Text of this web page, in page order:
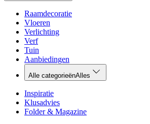
Raamdecoratie
Vloeren
Verlichting
Verf
Tuin
Aanbiedingen
Alle categorieënAlles
Inspiratie
Klusadvies
Folder & Magazine